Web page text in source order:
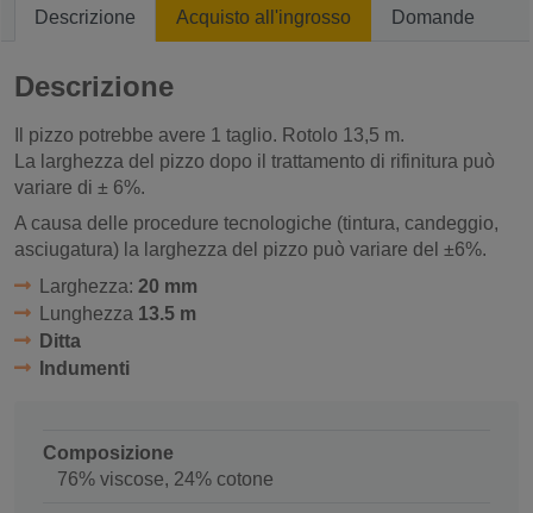
Descrizione Acquisto all'ingrosso Domande
Descrizione
Il pizzo potrebbe avere 1 taglio. Rotolo 13,5 m.
La larghezza del pizzo dopo il trattamento di rifinitura può
variare di ± 6%.
A causa delle procedure tecnologiche (tintura, candeggio,
asciugatura) la larghezza del pizzo può variare del ±6%.
Larghezza: 20 mm
Lunghezza 13.5 m
Ditta
Indumenti
Composizione
76% viscose, 24% cotone